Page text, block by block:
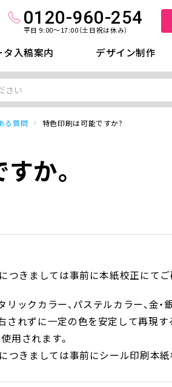
0120-960-254
平日 9:00～17:00（土日祝は休み）
タ入稿案内 デザイン制作
る質問 特色印刷は可能ですか?
か。
つきましては事前に本紙校正にて
リックカラー、パステルカラー、金
されずに一定の色を安定して再現
用されます。
つきましては事前にシール印刷本